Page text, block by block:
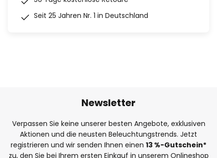
Seit 25 Jahren Nr. 1 in Deutschland
Newsletter
Verpassen Sie keine unserer besten Angebote, exklusiven
Aktionen und die neusten Beleuchtungstrends. Jetzt
registrieren und wir senden Ihnen einen 13 %-Gutschein*
zu, den Sie bei Ihrem ersten Einkauf in unserem Onlineshop